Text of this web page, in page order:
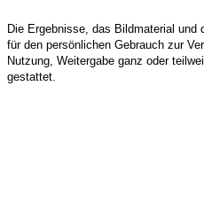
Die Ergebnisse, das Bildmaterial und
für den persönlichen Gebrauch zur
Nutzung, Weitergabe ganz oder
gestattet.